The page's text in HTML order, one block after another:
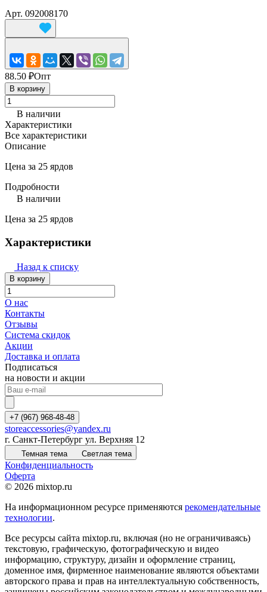
Арт. 092008170
88.50 ₽Опт
В корзину
В наличии
Характеристики
Все характеристики
Описание
Цена за 25 ярдов
Подробности
В наличии
Цена за 25 ярдов
Характеристики
Назад к списку
В корзину
О нас
Контакты
Отзывы
Система скидок
Акции
Доставка и оплата
Подписаться
на новости и акции
+7 (967) 968-48-48
storeaccessories@yandex.ru
г. Санкт-Петербург ул. Верхняя 12
Темная тема Светлая тема
Конфиденциальность
Оферта
© 2026 mixtop.ru
На информационном ресурсе применяются рекомендательные
технологии.
Все ресурсы сайта mixtop.ru, включая (но не ограничиваясь)
текстовую, графическую, фотографическую и видео
информацию, структуру, дизайн и оформление страниц,
доменное имя, фирменное наименование являются объектами
авторского права и прав на интеллектуальную собственность,